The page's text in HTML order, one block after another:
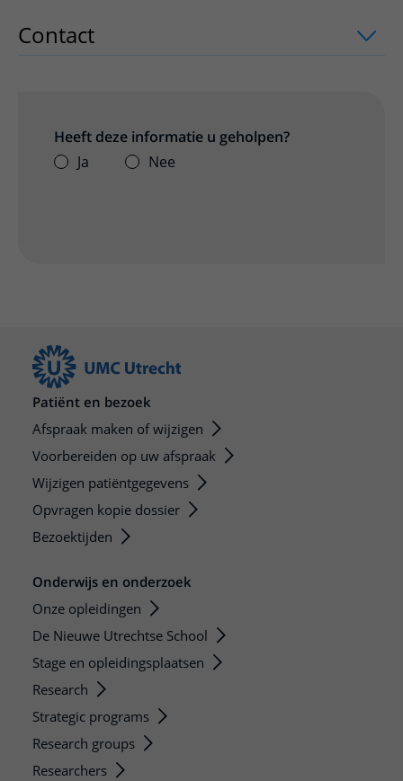
Contact uitklapper, klik om te openen
Heeft deze informatie u geholpen?
Ja
Nee
Patiënt en bezoek
Afspraak maken of wijzigen
Voorbereiden op uw afspraak
Wijzigen patiëntgegevens
Opvragen kopie dossier
Bezoektijden
Onderwijs en onderzoek
Onze opleidingen
De Nieuwe Utrechtse School
Stage en opleidingsplaatsen
Research
Strategic programs
Research groups
Researchers